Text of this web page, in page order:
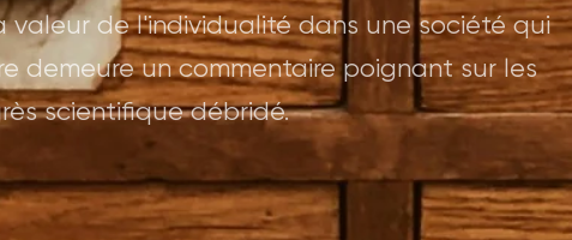
valeur de l'individualité dans une société qui
demeure un commentaire poignant sur les
scientifique débridé.